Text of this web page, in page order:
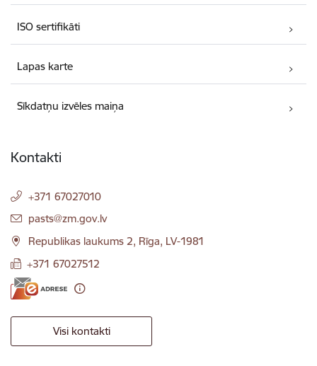
ISO sertifikāti
Lapas karte
Sīkdatņu izvēles maiņa
Kontakti
+371 67027010
E-pasts:
pasts@zm.gov.lv
Republikas laukums 2, Rīga, LV-1981
+371 67027512
Visi kontakti